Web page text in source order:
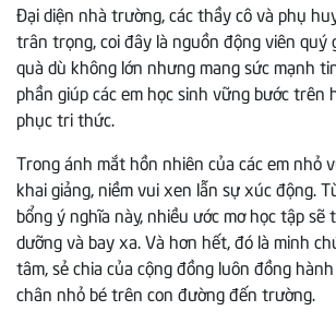
Đại diện nhà trường, các thầy cô và phụ
trân trọng, coi đây là nguồn động viên quý
quà dù không lớn nhưng mang sức mạnh
phần giúp các em học sinh vững bước trên
phục tri thức.
Trong ánh mắt hồn nhiên của các em nhỏ
khai giảng, niềm vui xen lẫn sự xúc động.
bổng ý nghĩa này, nhiều ước mơ học tập sẽ
dưỡng và bay xa. Và hơn hết, đó là minh
tâm, sẻ chia của cộng đồng luôn đồng
chân nhỏ bé trên con đường đến trường.